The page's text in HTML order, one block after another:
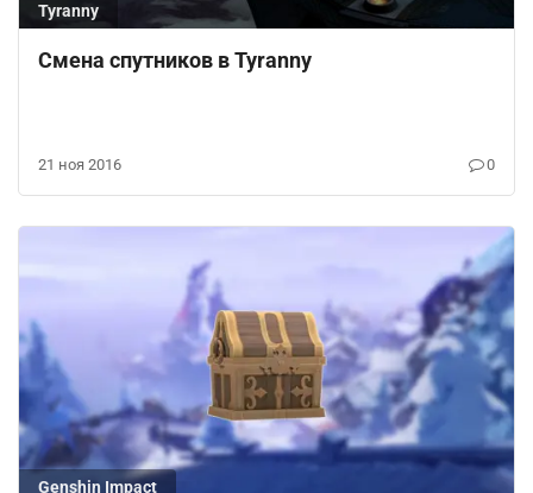
Tyranny
Смена спутников в Tyranny
21 ноя 2016 0
Genshin Impact